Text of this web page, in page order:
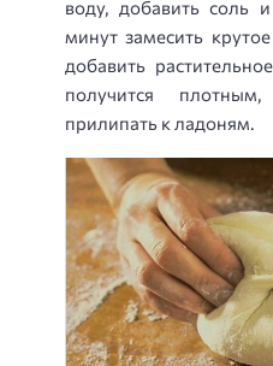
воду, добавить соль
минут замесить
добавить
получится
прилипать к ладоням.